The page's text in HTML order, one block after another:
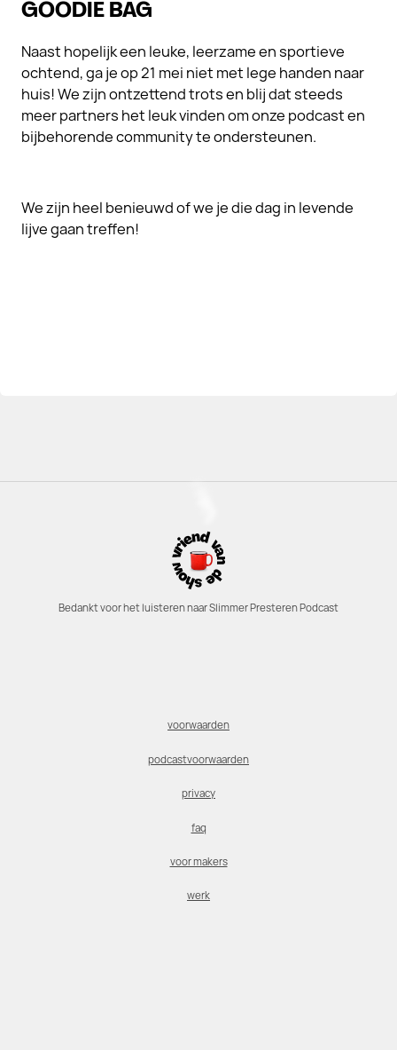
GOODIE BAG
Naast hopelijk een leuke, leerzame en sportieve
ochtend, ga je op 21 mei niet met lege handen naar
huis! We zijn ontzettend trots en blij dat steeds
meer partners het leuk vinden om onze podcast en
bijbehorende community te ondersteunen.
We zijn heel benieuwd of we je die dag in levende
lijve gaan treffen!
Bedankt voor het luisteren naar Slimmer Presteren Podcast
voorwaarden
podcastvoorwaarden
privacy
faq
voor makers
werk